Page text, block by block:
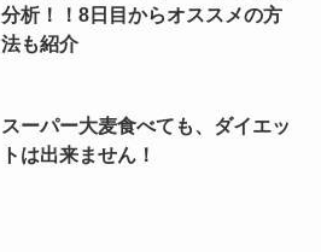
分析！！8日目からオススメの方
法も紹介
スーパー大麦食べても、ダイエッ
トは出来ません！